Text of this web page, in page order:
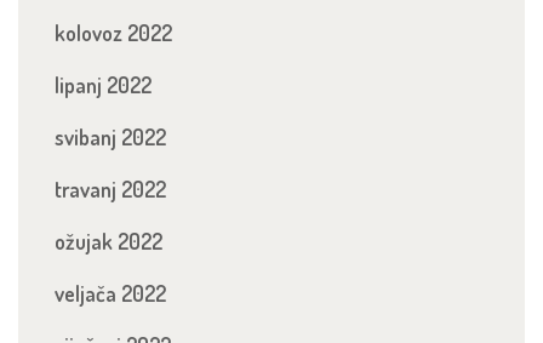
kolovoz 2022
lipanj 2022
svibanj 2022
travanj 2022
ožujak 2022
veljača 2022